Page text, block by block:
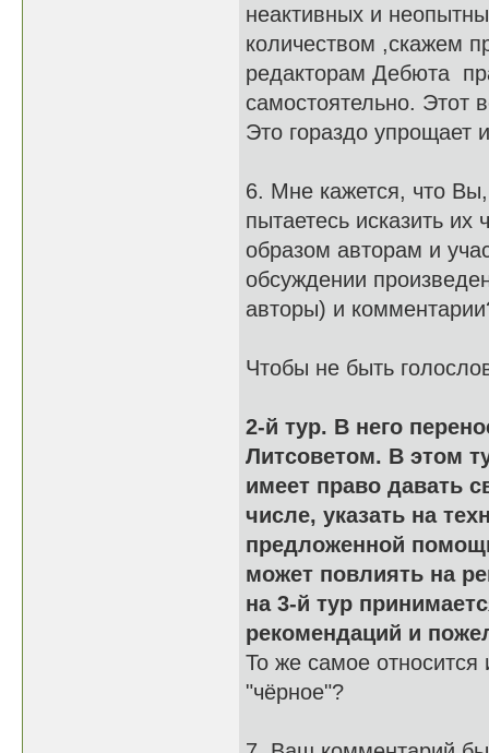
неактивных и
количеством ,скажем
редакторам Дебюта
самостоятельно. Этот
Это гораздо упрощает
6. Мне кажется, что
пытаетесь исказить
образом авторам и
обсуждении
авторы) и
Чтобы не быть
2-й тур. В него
Литсоветом. В этом
имеет право давать
числе, указать на
предложенной
может повлиять на
на 3-й тур
рекомендаций и
То же самое относится
"чёрное"?